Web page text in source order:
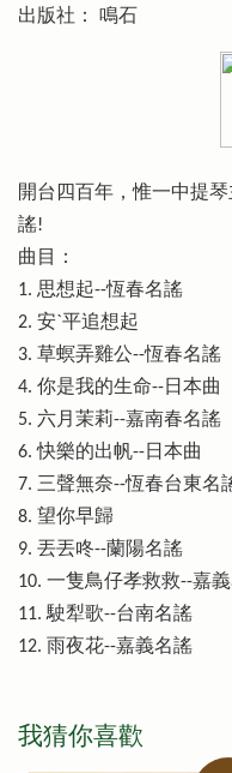
出版社： 鳴石
開台四百年，惟一中提
謠!
曲目：
1. 思想起--恆春名謠
2. 安`平追想起
3. 草螟弄雞公--恆春名謠
4. 你是我的生命--日本曲
5. 六月茉莉--嘉南春名謠
6. 快樂的出帆--日本曲
7. 三聲無奈--恆春台東名
8. 望你早歸
9. 丟丟咚--蘭陽名謠
10. 一隻鳥仔孝救救--嘉
11. 駛犁歌--台南名謠
12. 雨夜花--嘉義名謠
我猜你喜歡